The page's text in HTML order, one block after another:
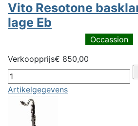
Vito Resotone
lage Eb
Occassion
Verkoopprijs€ 850,00
Artikelgegevens